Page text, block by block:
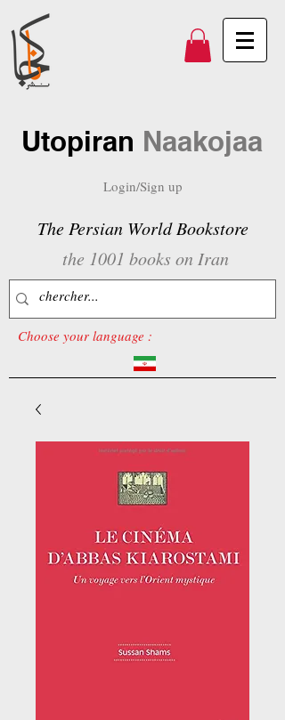
Utopiran Naakojaa
Login/Sign up
The Persian World Bookstore
the 1001 books on Iran
Choose your language :